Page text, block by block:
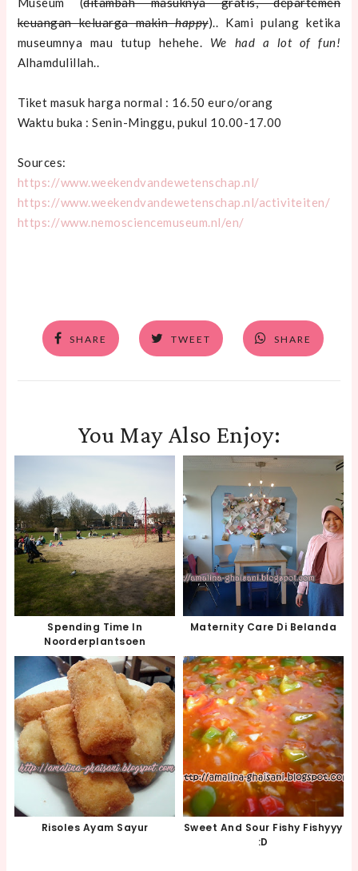
keuangan keluarga makinhappy).. Kami pulang ketika
museumnya mau tutup hehehe. We had a lot of fun!
Alhamdulillah..
Tiket masuk harga normal : 16.50 euro/orang
Waktu buka : Senin-Minggu, pukul 10.00-17.00
Sources:
https://www.weekendvandewetenschap.nl/
https://www.weekendvandewetenschap.nl/activiteiten/
https://www.nemosciencemuseum.nl/en/
SHARE TWEET SHARE
You May Also Enjoy:
Spending Time In
Noorderplantsoen
Maternity Care Di Belanda
Risoles Ayam Sayur
Sweet And Sour Fishy Fishyyy
:D